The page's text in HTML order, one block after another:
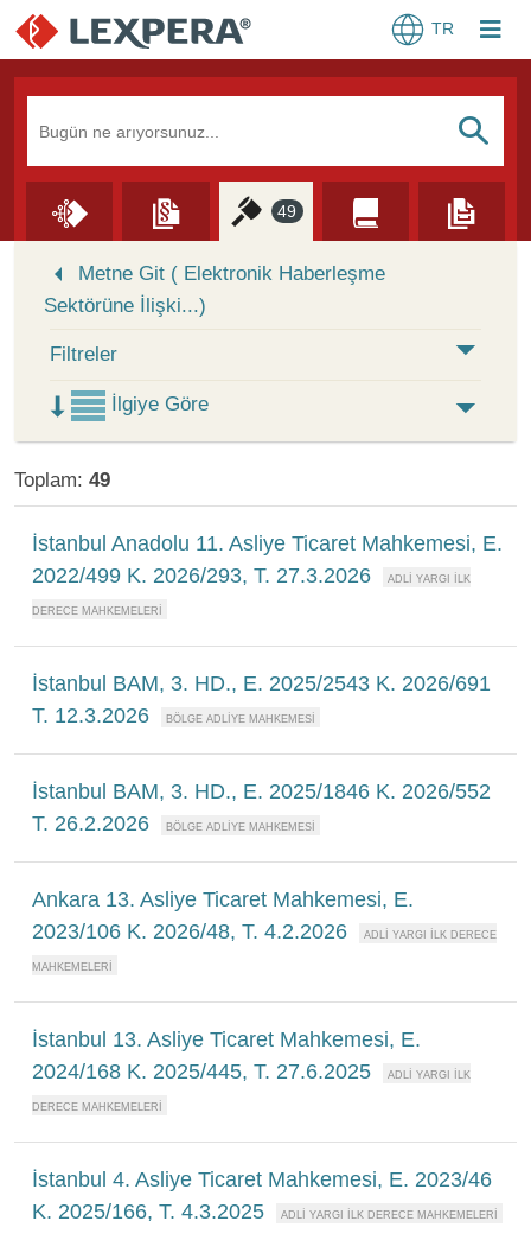
TR
S
49
Metne Git ( Elektronik Haberleşme
Sektörüne İlişki...)
Filtreler
İlgiye Göre
Toplam: 49
İstanbul Anadolu 11. Asliye Ticaret Mahkemesi, E.
2022/499 K. 2026/293, T. 27.3.2026
İstanbul BAM, 3. HD., E. 2025/2543 K. 2026/691
T. 12.3.2026
İstanbul BAM, 3. HD., E. 2025/1846 K. 2026/552
T. 26.2.2026
Ankara 13. Asliye Ticaret Mahkemesi, E.
2023/106 K. 2026/48, T. 4.2.2026
İstanbul 13. Asliye Ticaret Mahkemesi, E.
2024/168 K. 2025/445, T. 27.6.2025
İstanbul 4. Asliye Ticaret Mahkemesi, E. 2023/46
K. 2025/166, T. 4.3.2025